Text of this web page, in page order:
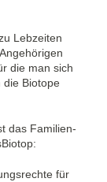
Lebzeiten
die man sich
die Biotope
das Familien-
für